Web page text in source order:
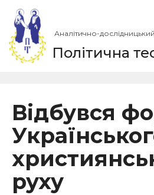
Аналітично-
Політична
Відбувся
руху